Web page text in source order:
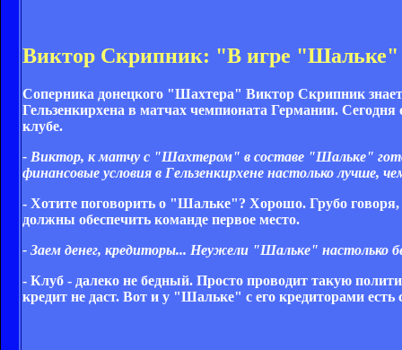
Виктор Скрипник: "В игре "Шальке"
Соперника донецкого "Шахтера" Виктор Скрипник
Гельзенкирхена в матчах чемпионата Германии.
клубе.
- Виктор, к матчу с "Шахтером" в составе "Шальке"
финансовые условия в Гельзенкирхене настолько лучше,
- Хотите поговорить о "Шальке"? Хорошо. Грубо говоря,
должны обеспечить команде первое место.
- Заем денег, кредиторы... Неужели "Шальке" настолько
- Клуб - далеко не бедный. Просто проводит такую
кредит не даст. Вот и у "Шальке" с его кредиторами есть